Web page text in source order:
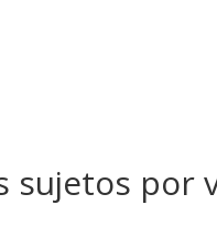
sujetos por